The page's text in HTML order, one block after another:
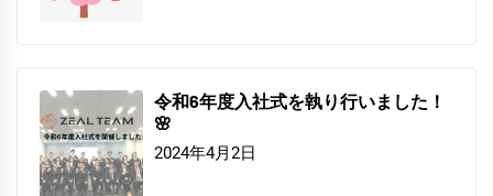
令和6年度入社式を執り行いました！
🌸
2024年4月2日